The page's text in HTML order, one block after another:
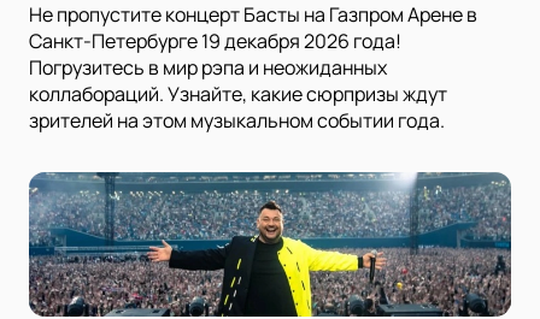
Не пропустите концерт Басты на Газпром Арене в
Санкт-Петербурге 19 декабря 2026 года!
Погрузитесь в мир рэпа и неожиданных
коллабораций. Узнайте, какие сюрпризы ждут
зрителей на этом музыкальном событии года.